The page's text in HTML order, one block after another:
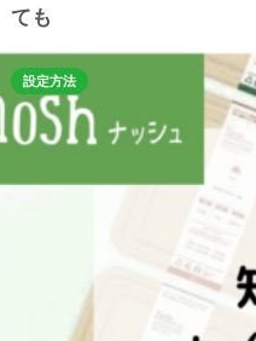
ても
設定方法